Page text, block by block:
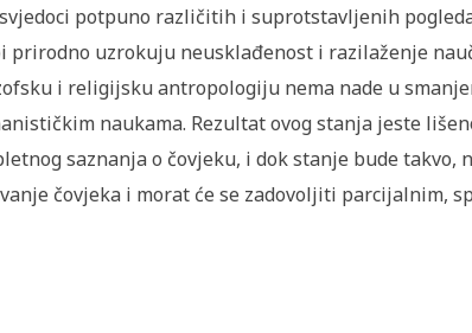
potpuno različitih i suprotstavljenih
prirodno uzrokuju neusklađenost i razilaženje
i religijsku antropologiju nema nade u
naukama. Rezultat ovog stanja jeste
saznanja o čovjeku, i dok stanje bude takvo,
čovjeka i morat će se zadovoljiti parcijalnim,